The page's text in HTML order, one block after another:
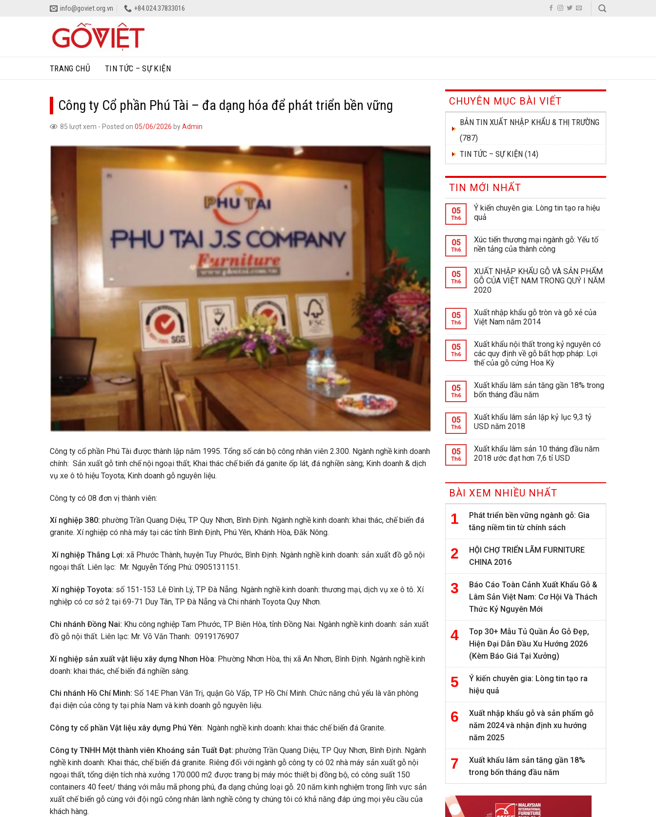
info@goviet.org.vn +84.024.37833016
TRANG CHỦ TIN TỨC – SỰ KIỆN
Công ty Cổ phần Phú Tài – đa dạng hóa để phát triển bền vững
85 lượt xem - Posted on 05/06/2026 byAdmin
Công ty cổ phần Phú Tài được thành lập năm 1995. Tổng số cán bộ công nhân viên 2.300. Ngành nghề kinh doanh
chính: Sản xuất gỗ tinh chế nội ngoại thất; Khai thác chế biến đá ganite ốp lát, đá nghiền sàng; Kinh doanh & dịch
vụ xe ô tô hiệu Toyota; Kinh doanh gỗ nguyên liệu.
Công ty có 08 đơn vị thành viên:
Xí nghiệp 380: phường Trần Quang Diệu, TP Quy Nhơn, Bình Định. Ngành nghề kinh doanh: khai thác, chế biến đá
granite. Xí nghiệp có nhà máy tại các tỉnh Bình Định, Phú Yên, Khánh Hòa, Đăk Nông.
Xí nghiệp Thắng Lợi: xã Phước Thành, huyện Tuy Phước, Bình Định. Ngành nghề kinh doanh: sản xuất đồ gỗ nội
ngoại thất. Liên lạc: Mr. Nguyễn Tống Phú: 0905131151.
Xí nghiệp Toyota: số 151-153 Lê Đình Lý, TP Đà Nẵng. Ngành nghề kinh doanh: thương mại, dịch vụ xe ô tô. Xí
nghiệp có cơ sở 2 tại 69-71 Duy Tân, TP Đà Nẵng và Chi nhánh Toyota Quy Nhơn.
Chi nhánh Đồng Nai: Khu công nghiệp Tam Phước, TP Biên Hòa, tỉnh Đồng Nai. Ngành nghề kinh doanh: sản xuất
đồ gỗ nội thất. Liên lạc: Mr. Võ Văn Thanh: 0919176907
Xí nghiệp sản xuất vật liệu xây dựng Nhơn Hòa: Phường Nhơn Hòa, thị xã An Nhơn, Bình Định. Ngành nghề kinh
doanh: khai thác, chế biến đá nghiền sàng.
Chi nhánh Hồ Chí Minh: Số 14E Phan Văn Trị, quận Gò Vấp, TP Hồ Chí Minh. Chức năng chủ yếu là văn phòng
đại diện của công ty tại phía Nam và kinh doanh gỗ nguyên liệu.
Công ty cổ phần Vật liệu xây dựng Phú Yên: Ngành nghề kinh doanh: khai thác chế biến đá Granite.
Công ty TNHH Một thành viên Khoáng sản Tuất Đạt: phường Trần Quang Diệu, TP Quy Nhơn, Bình Định. Ngành
nghề kinh doanh: Khai thác, chế biến đá granite. Riêng đối với ngành gỗ công ty có 02 nhà máy sản xuất gỗ nội
ngoại thất, tổng diện tích nhà xưởng 170.000 m2 được trang bị máy móc thiết bị đồng bộ, có công suất 150
containers 40 feet/ tháng với mẫu mã phong phú, đa dạng chủng loại gỗ. 20 năm kinh nghiệm trong lĩnh vực sản
xuất chế biến gỗ cùng với đội ngũ công nhân lành nghề công ty chúng tôi có khả năng đáp ứng mọi yêu cầu của
khách hàng.
CHUYÊN MỤC BÀI VIẾT
BẢN TIN XUẤT NHẬP KHẨU & THỊ TRƯỜNG
(787)
TIN TỨC – SỰ KIỆN (14)
TIN MỚI NHẤT
05
Th6
Ý kiến chuyên gia: Lòng tin tạo ra hiệu
quả
05
Th6
Xúc tiến thương mại ngành gỗ: Yếu tố
nền tảng của thành công
05
Th6
XUẤT NHẬP KHẨU GỖ VÀ SẢN PHẨM
GỖ CỦA VIỆT NAM TRONG QUÝ I NĂM
2020
05
Th6
Xuất nhập khẩu gỗ tròn và gỗ xẻ của
Việt Nam năm 2014
05
Th6
Xuất khẩu nội thất trong kỷ nguyên có
các quy định về gỗ bất hợp pháp: Lợi
thế của gỗ cứng Hoa Kỳ
05
Th6
Xuất khẩu lâm sản tăng gần 18% trong
bốn tháng đầu năm
05
Th6
Xuất khẩu lâm sản lập kỷ lục 9,3 tỷ
USD năm 2018
05
Th6
Xuất khẩu lâm sản 10 tháng đầu năm
2018 ước đạt hơn 7,6 tỉ USD
BÀI XEM NHIỀU NHẤT
Phát triển bền vững ngành gỗ: Gia
tăng niềm tin từ chính sách
HỘI CHỢ TRIỂN LÃM FURNITURE
CHINA 2016
Báo Cáo Toàn Cảnh Xuất Khẩu Gỗ &
Lâm Sản Việt Nam: Cơ Hội Và Thách
Thức Kỷ Nguyên Mới
Top 30+ Mẫu Tủ Quần Áo Gỗ Đẹp,
Hiện Đại Dẫn Đầu Xu Hướng 2026
(Kèm Báo Giá Tại Xưởng)
Ý kiến chuyên gia: Lòng tin tạo ra
hiệu quả
Xuất nhập khẩu gỗ và sản phẩm gỗ
năm 2024 và nhận định xu hướng
năm 2025
Xuất khẩu lâm sản tăng gần 18%
trong bốn tháng đầu năm